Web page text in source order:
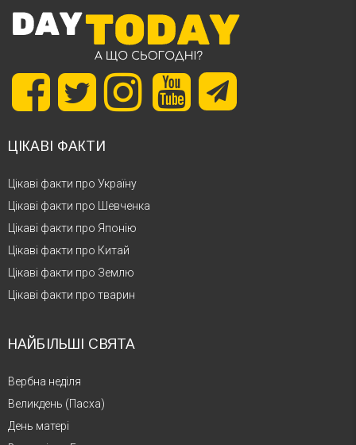
ЦІКАВІ ФАКТИ
Цікаві факти про Україну
Цікаві факти про Шевченка
Цікаві факти про Японію
Цікаві факти про Китай
Цікаві факти про Землю
Цікаві факти про тварин
НАЙБІЛЬШІ СВЯТА
Вербна неділя
Великдень (Пасха)
День матері